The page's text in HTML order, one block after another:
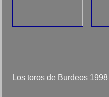
Los toros de Burdeos 1998